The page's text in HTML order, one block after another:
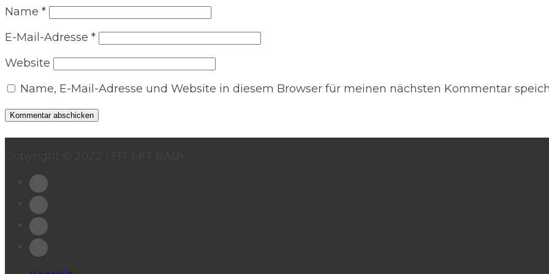
Name *
E-Mail-Adresse *
Website
Name, E-Mail-Adresse und Website in diesem Browser für meinen nächsten Kommentar